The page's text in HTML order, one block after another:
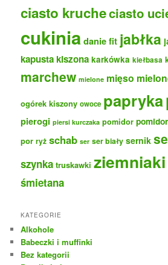
ciasto krucheciasto
cukiniadanie fit jabłka
kapusta kiszona karkówka kiełbasa
marchew mielone mięso
ogórek kiszony owoce papryka
pierogi piersi kurczaka pomidor
por ryż schab ser ser biały sernik
szynka truskawki ziemniaki
śmietana
KATEGORIE
Alkohole
Babeczki i muffinki
Bez kategorii